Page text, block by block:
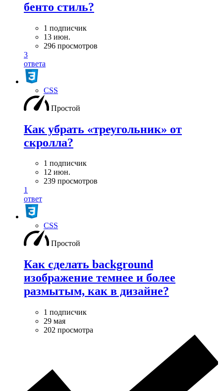
бенто стиль?
1 подписчик
13 июн.
296 просмотров
3
ответа
CSS
Простой
Как убрать «треугольник» от
скролла?
1 подписчик
12 июн.
239 просмотров
1
ответ
CSS
Простой
Как сделать background
изображение темнее и более
размытым, как в дизайне?
1 подписчик
29 мая
202 просмотра